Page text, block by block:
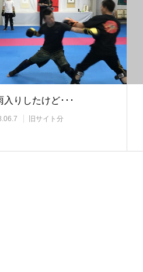
入りしたけど･･･
旧サイト分